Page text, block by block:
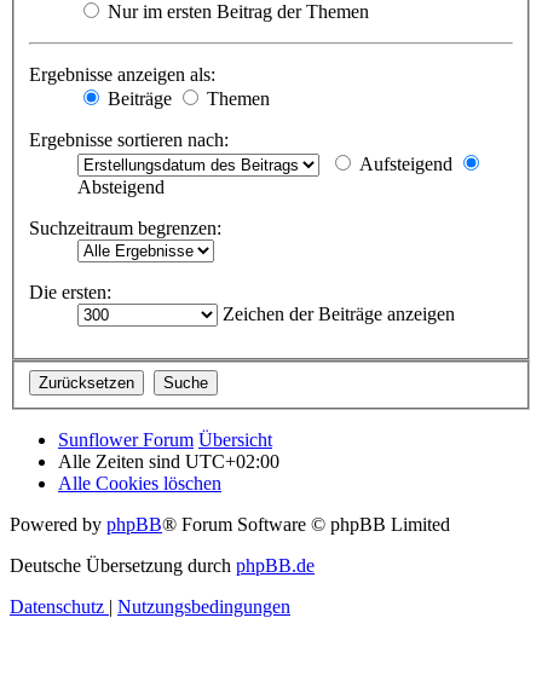
Nur im ersten Beitrag der Themen
Ergebnisse anzeigen als:
Beiträge
Themen
Ergebnisse sortieren nach:
Aufsteigend
Absteigend
Suchzeitraum begrenzen:
Die ersten:
Zeichen der Beiträge anzeigen
Sunflower Forum Übersicht
Alle Zeiten sind UTC+02:00
Alle Cookies löschen
Powered by phpBB® Forum Software © phpBB Limited
Deutsche Übersetzung durch phpBB.de
Datenschutz | Nutzungsbedingungen